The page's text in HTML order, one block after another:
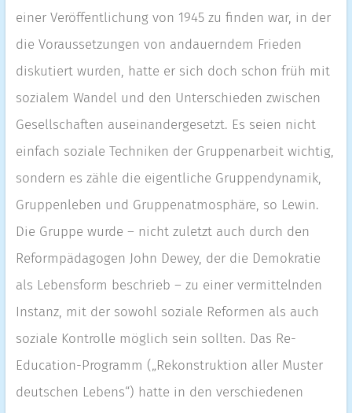
einer Veröffentlichung von 1945 zu finden war, in der
die Voraussetzungen von andauerndem Frieden
diskutiert wurden, hatte er sich doch schon früh mit
sozialem Wandel und den Unterschieden zwischen
Gesellschaften auseinandergesetzt. Es seien nicht
einfach soziale Techniken der Gruppenarbeit wichtig,
sondern es zähle die eigentliche Gruppendynamik,
Gruppenleben und Gruppenatmosphäre, so Lewin.
Die Gruppe wurde – nicht zuletzt auch durch den
Reformpädagogen John Dewey, der die Demokratie
als Lebensform beschrieb – zu einer vermittelnden
Instanz, mit der sowohl soziale Reformen als auch
soziale Kontrolle möglich sein sollten. Das Re-
Education-Programm („Rekonstruktion aller Muster
deutschen Lebens“) hatte in den verschiedenen